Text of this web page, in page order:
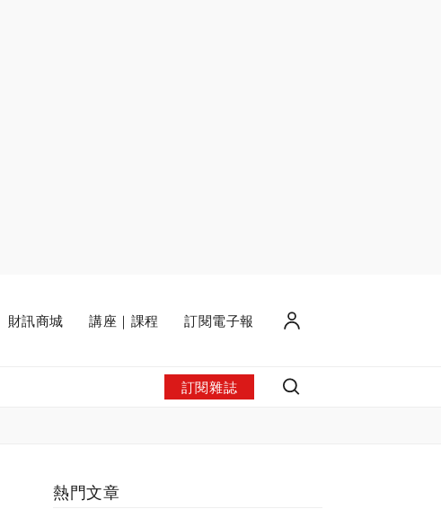
財訊商城 講座｜課程 訂閱電子報
訂閱雜誌
熱門文章